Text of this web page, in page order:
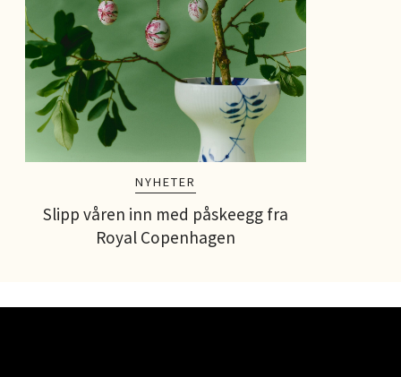
NYHETER
Slipp våren inn med påskeegg fra
Royal Copenhagen
Strømmen - Thon Senter
Strømmen
Støperivn. 5, 2010 Strømmen
Åpent i dag 10-21
0 i butikk